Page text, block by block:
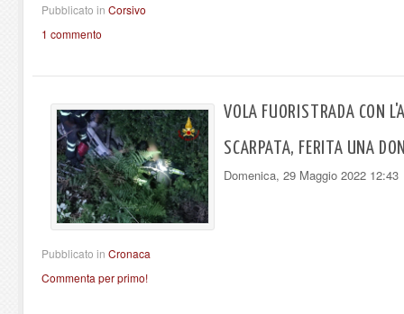
Pubblicato in Corsivo
1 commento
VOLA FUORISTRADA CON
SCARPATA, FERITA UNA
Domenica, 29 Maggio 2022 12:43
Pubblicato in Cronaca
Commenta per primo!